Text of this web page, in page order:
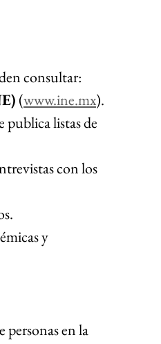
consultar:
(www.ine.mx).
publica listas de
con los
y
personas en la